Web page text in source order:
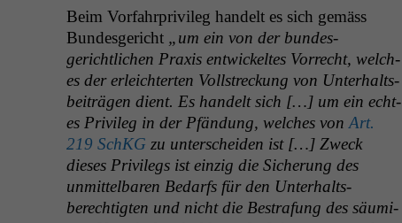
Beim Vor­fahrpriv­i­leg han­delt es sich gemäss
Bun­des­gericht „um ein von der bun­des­
gerichtlichen Prax­is entwick­eltes Vor­recht, welch­
es der erle­ichterten Voll­streck­ung von Unter­halts­
beiträ­gen dient. Es han­delt sich […] um ein echt­
es Priv­i­leg in der Pfän­dung, welch­es von Art.
219 SchKG zu unter­schei­den ist […] Zweck
dieses Priv­i­legs ist einzig die Sicherung des
unmit­tel­baren Bedarfs für den Unter­halts­
berechtigten und nicht die Bestra­fung des säu­mi­